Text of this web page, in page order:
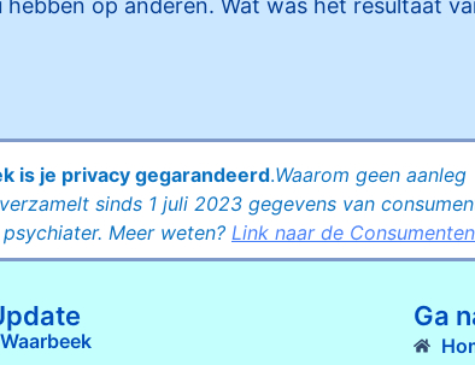
op anderen. Wat was het resultaat
is je privacy gegarandeerd.Waarom geen aanleg
sinds 1 juli 2023 gegevens van
Meer weten? Link naar de
Ga